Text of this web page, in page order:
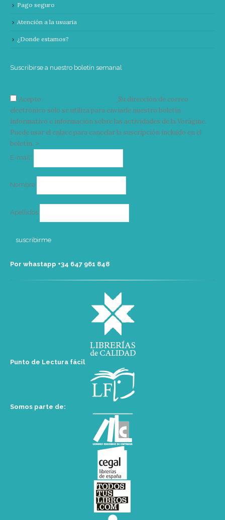
Pago seguro
Atención a la usuaria
¿Donde estamos?
Suscribirse a nuestro boletín semanal
Acepto
Su dirección de correo
electrónico solo se utiliza para enviarle nuestro boletín
informativo e información sobre las actividades de la Vorágine.
Puede usar el enlace para cancelar la suscripción incluido en el
boletín. >
E-mail*
Nombre
Apellidos
Por whastapp +34 ‭647 961 848‬
Punto de Lectura fácil
Somos parte de: